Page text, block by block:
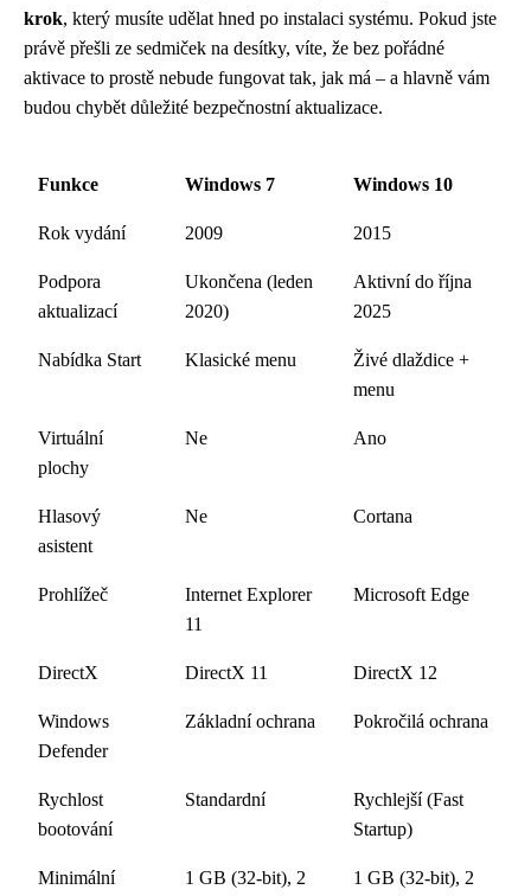
krok, který musíte udělat hned po instalaci systému. Pokud jste
právě přešli ze sedmiček na desítky, víte, že bez pořádné
aktivace to prostě nebude fungovat tak, jak má – a hlavně vám
budou chybět důležité bezpečnostní aktualizace.
Funkce Windows 7 Windows 10
Rok vydání 2009 2015
Podpora
aktualizací
Ukončena (leden
2020)
Aktivní do října
2025
Nabídka Start Klasické menu
Živé dlaždice +
menu
Virtuální
plochy
Ne Ano
Hlasový
asistent
Ne Cortana
Prohlížeč
Internet Explorer
11
Microsoft Edge
DirectX DirectX 11 DirectX 12
Windows
Defender
Základní ochrana Pokročilá ochrana
Rychlost
bootování
Standardní
Rychlejší (Fast
Startup)
Minimální 1 GB (32-bit), 2 1 GB (32-bit), 2